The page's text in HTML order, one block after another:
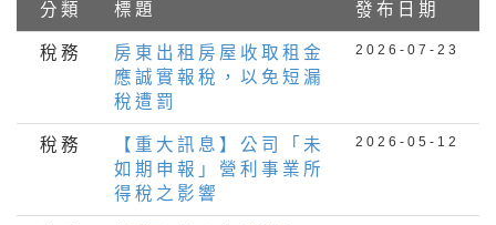
分類 標題 發布日期
稅務
房東出租房屋收取租金
應誠實報稅，以免短漏
稅遭罰
2026-07-23
稅務
【重大訊息】公司「未
如期申報」營利事業所
得稅之影響
2026-05-12